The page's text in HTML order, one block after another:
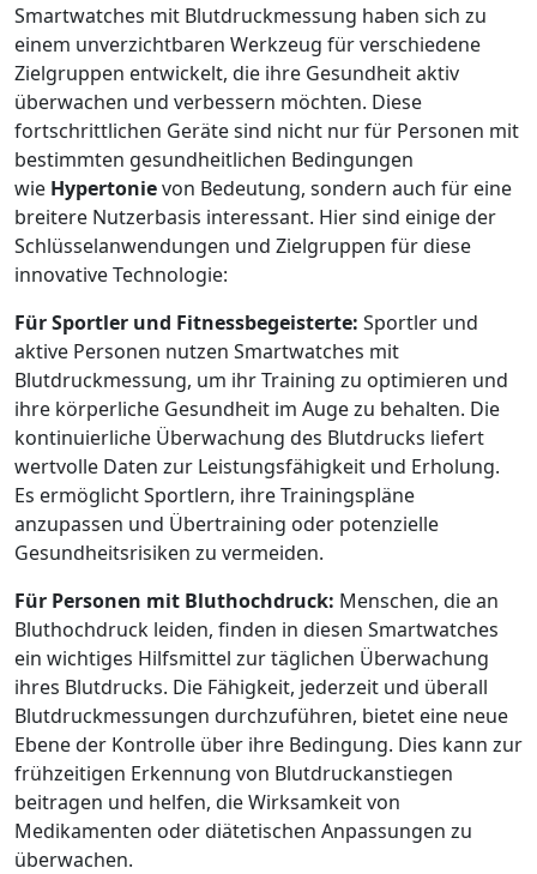
Smartwatches mit Blutdruckmessung haben sich zu
einem unverzichtbaren Werkzeug für verschiedene
Zielgruppen entwickelt, die ihre Gesundheit aktiv
überwachen und verbessern möchten. Diese
fortschrittlichen Geräte sind nicht nur für Personen mit
bestimmten gesundheitlichen Bedingungen
wie Hypertonievon Bedeutung, sondern auch für eine
breitere Nutzerbasis interessant. Hier sind einige der
Schlüsselanwendungen und Zielgruppen für diese
innovative Technologie:
Für Sportler und Fitnessbegeisterte: Sportler und
aktive Personen nutzen Smartwatches mit
Blutdruckmessung, um ihr Training zu optimieren und
ihre körperliche Gesundheit im Auge zu behalten. Die
kontinuierliche Überwachung des Blutdrucks liefert
wertvolle Daten zur Leistungsfähigkeit und Erholung.
Es ermöglicht Sportlern, ihre Trainingspläne
anzupassen und Übertraining oder potenzielle
Gesundheitsrisiken zu vermeiden.
Für Personen mit Bluthochdruck: Menschen, die an
Bluthochdruck leiden, finden in diesen Smartwatches
ein wichtiges Hilfsmittel zur täglichen Überwachung
ihres Blutdrucks. Die Fähigkeit, jederzeit und überall
Blutdruckmessungen durchzuführen, bietet eine neue
Ebene der Kontrolle über ihre Bedingung. Dies kann zur
frühzeitigen Erkennung von Blutdruckanstiegen
beitragen und helfen, die Wirksamkeit von
Medikamenten oder diätetischen Anpassungen zu
überwachen.